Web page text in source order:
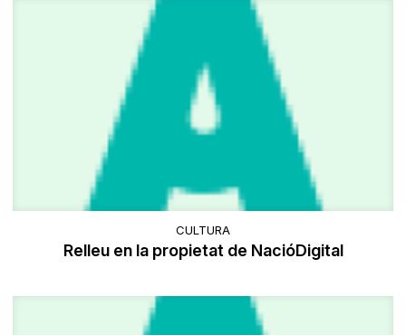
CULTURA
​Relleu en la propietat de NacióDigital